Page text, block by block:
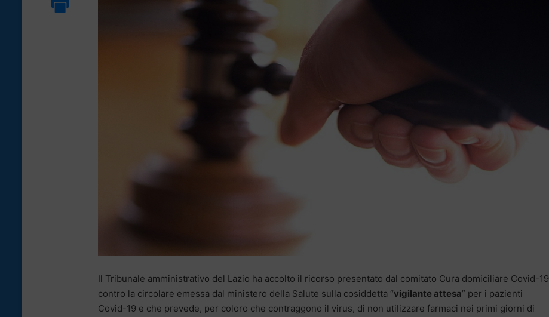
Il Tribunale amministrativo del Lazio ha accolto il ricorso presentato dal comitato Cura domiciliare Covid-19
contro la circolare emessa dal ministero della Salute sulla cosiddetta “vigilante attesa” per i pazienti
Covid-19 e che prevede, per coloro che contraggono il virus, di non utilizzare farmaci nei primi giorni di